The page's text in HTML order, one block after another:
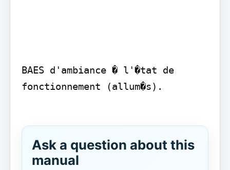
BAES d'ambiance � l'�tat de
fonctionnement (allum�s).
Ask a question about this
manual